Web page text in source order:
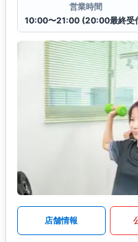
営業時間
10:00〜21:00 (20:00最終受
店舗情報